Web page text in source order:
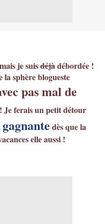
je suisdéjàdébordée !
sphère blogueste
vec pas mal de
Je ferais un petit détour
gagnante dès que la
elle aussi !